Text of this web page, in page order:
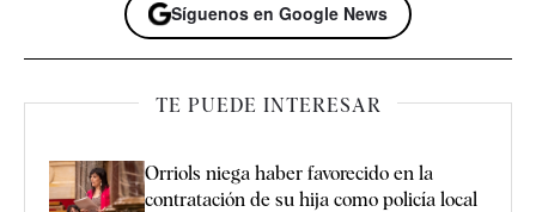
Síguenos en Google News
TE PUEDE INTERESAR
Orriols niega haber favorecido en la
contratación de su hija como policía local